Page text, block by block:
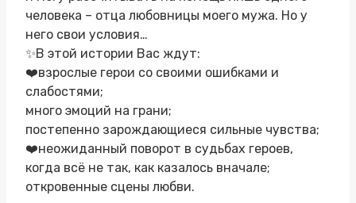
человека – отца любовницы моего мужа. Но у
него свои условия…
✨В этой истории Вас ждут:
❤️взрослые герои со своими ошибками и
слабостями;
много эмоций на грани;
постепенно зарождающиеся сильные чувства;
❤️неожиданный поворот в судьбах героев,
когда всё не так, как казалось вначале;
откровенные сцены любви.